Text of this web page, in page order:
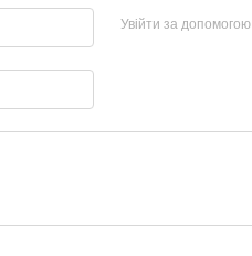
Увійти за допомогою